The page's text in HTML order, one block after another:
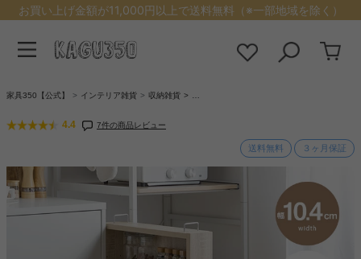
お買い上げ金額が11,000円以上で送料無料（※一部地域を除く）
家具350【公式】 インテリア雑貨 収納雑貨
4.4 7件の商品レビュー
送料無料 ３ヶ月保証